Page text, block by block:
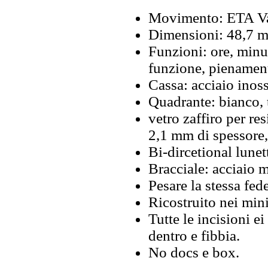
Movimento: ETA
Dimensioni: 48,7
Funzioni: ore,
funzione,
Cassa: acciaio
Quadrante:
vetro zaffiro per
2,1 mm di
Bi-dircetional
Bracciale: acciaio
Pesare la stessa
Ricostruito nei
Tutte le incisioni ei
dentro e fibbia.
No docs e box.